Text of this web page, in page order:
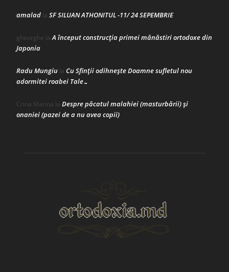
amalad la SF SILUAN ATHONITUL -11/ 24 SEPEMBRIE
gheorghe laA început construcţia primei mănăstiri ortodoxe din
Japonia
Radu Mungiu la Cu Sfinții odihnește Doamne sufletul nou
adormitei roabei Tale…
Crina Marina la Despre păcatul malahiei (masturbării) şi
onaniei (pazei de a nu avea copii)